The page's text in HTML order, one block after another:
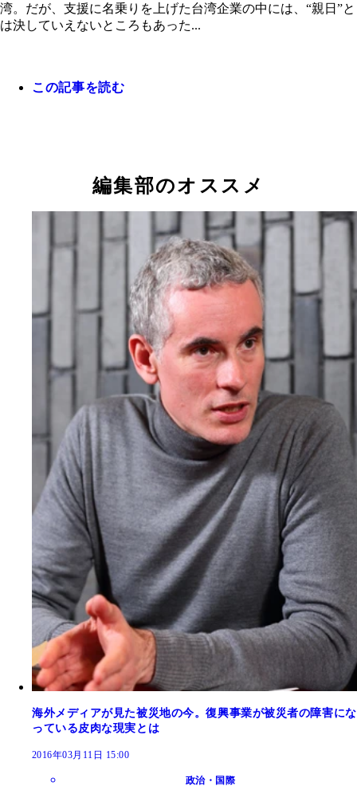
『旺旺（ワンワン）グループ』のＨＰより
湾。だが、支援に名乗りを上げた台湾企業の中には、“親日”と
は決していえないところもあった...
この記事を読む
編集部のオススメ
海外メディアが見た被災地の今。復興事業が被災者の障害にな
っている皮肉な現実とは
2016年03月11日 15:00
政治・国際